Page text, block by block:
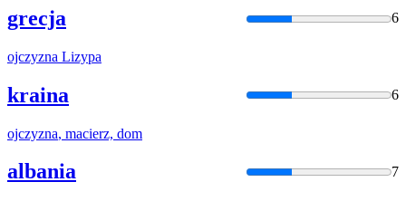
grecja 6
ojczyzna Lizypa
kraina 6
ojczyzna, macierz, dom
albania 7